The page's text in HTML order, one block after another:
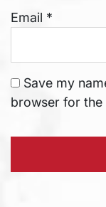
Email *
Save my
browser for the